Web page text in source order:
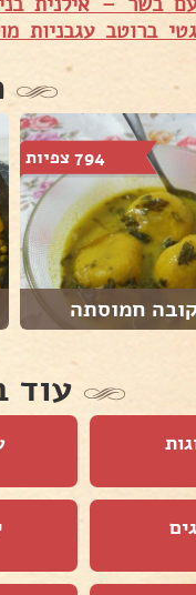
ברוטב עגבניות
794 צפיות
חמוסתה
עוד